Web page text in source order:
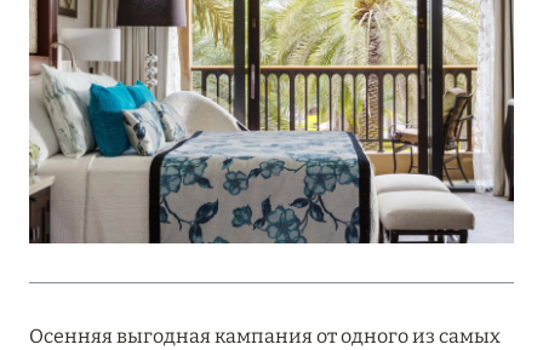
Подробнее
18 мая 2026
THE ST. REGIS MALDIVES VOMMULI:
МАНИФЕСТ ЭСТЕТИКИ В САМОМ СЕРДЦЕ
ОКЕАНА
Осенняя выгодная кампания от одного из самых